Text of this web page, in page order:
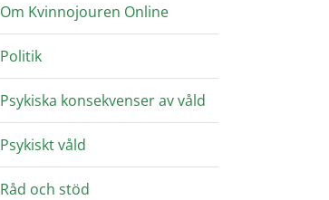
Om Kvinnojouren Online
Politik
Psykiska konsekvenser av våld
Psykiskt våld
Råd och stöd